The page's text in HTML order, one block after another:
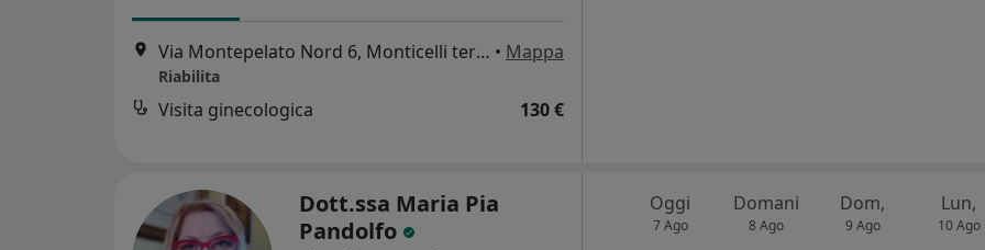
Via Montepelato Nord 6, Monticelli terme • Mappa
Riabilita
Visita ginecologica 130 €
Dott.ssa Maria Pia
Pandolfo
Oggi
7 Ago
Domani
8 Ago
Dom,
9 Ago
Lun,
10 Ago